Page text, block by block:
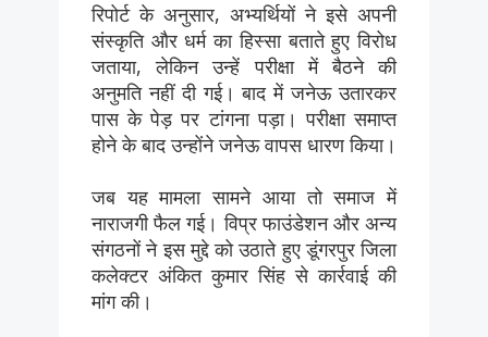
रिपोर्ट के अनुसार, अभ्यर्थियों ने इसे अपनी
संस्कृति और धर्म का हिस्सा बताते हुए विरोध
जताया, लेकिन उन्हें परीक्षा में बैठने की
अनुमति नहीं दी गई। बाद में जनेऊ उतारकर
पास के पेड़ पर टांगना पड़ा। परीक्षा समाप्त
होने के बाद उन्होंने जनेऊ वापस धारण किया।
जब यह मामला सामने आया तो समाज में
नाराजगी फैल गई। विप्र फाउंडेशन और अन्य
संगठनों ने इस मुद्दे को उठाते हुए डूंगरपुर जिला
कलेक्टर अंकित कुमार सिंह से कार्रवाई की
मांग की।